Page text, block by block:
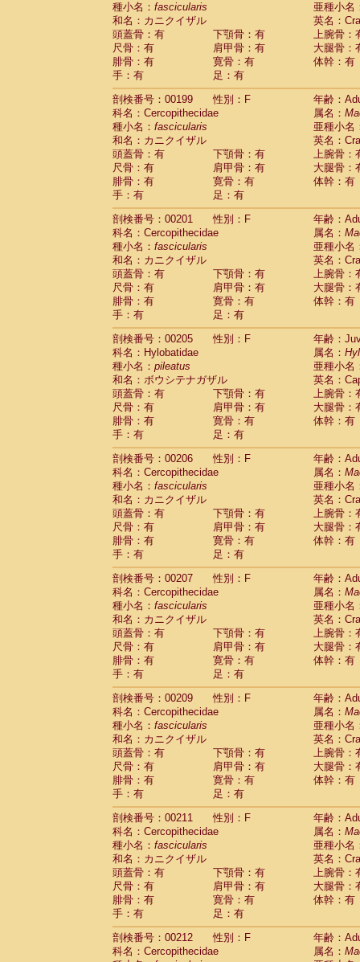
種小名： fascicularis
亜種小名
和名：カニクイザル
英名：
頭蓋骨：有
下顎骨：有
上腕骨：
尺骨：有
肩甲骨：有
大腿骨：
腓骨：有
寛骨：有
体幹：有
手：有
足：有
剖検番号：00199
性別：F
年齢：
科名：Cercopithecidae
属名：
種小名： fascicularis
亜種小名
和名：カニクイザル
英名：
頭蓋骨：有
下顎骨：有
上腕骨：
尺骨：有
肩甲骨：有
大腿骨：
腓骨：有
寛骨：有
体幹：有
手：有
足：有
剖検番号：00201
性別：F
年齢：
科名：Cercopithecidae
属名：
種小名： fascicularis
亜種小名
和名：カニクイザル
英名：
頭蓋骨：有
下顎骨：有
上腕骨：
尺骨：有
肩甲骨：有
大腿骨：
腓骨：有
寛骨：有
体幹：有
手：有
足：有
剖検番号：00205
性別：F
年齢：
科名：Hylobatidae
属名：
種小名： pileatus
亜種小名
和名：ボウシテナガザル
英名：
頭蓋骨：有
下顎骨：有
上腕骨：
尺骨：有
肩甲骨：有
大腿骨：
腓骨：有
寛骨：有
体幹：有
手：有
足：有
剖検番号：00206
性別：F
年齢：
科名：Cercopithecidae
属名：
種小名： fascicularis
亜種小名
和名：カニクイザル
英名：
頭蓋骨：有
下顎骨：有
上腕骨：
尺骨：有
肩甲骨：有
大腿骨：
腓骨：有
寛骨：有
体幹：有
手：有
足：有
剖検番号：00207
性別：F
年齢：
科名：Cercopithecidae
属名：
種小名： fascicularis
亜種小名
和名：カニクイザル
英名：
頭蓋骨：有
下顎骨：有
上腕骨：
尺骨：有
肩甲骨：有
大腿骨：
腓骨：有
寛骨：有
体幹：有
手：有
足：有
剖検番号：00209
性別：F
年齢：
科名：Cercopithecidae
属名：
種小名： fascicularis
亜種小名
和名：カニクイザル
英名：
頭蓋骨：有
下顎骨：有
上腕骨：
尺骨：有
肩甲骨：有
大腿骨：
腓骨：有
寛骨：有
体幹：有
手：有
足：有
剖検番号：00211
性別：F
年齢：
科名：Cercopithecidae
属名：
種小名： fascicularis
亜種小名
和名：カニクイザル
英名：
頭蓋骨：有
下顎骨：有
上腕骨：
尺骨：有
肩甲骨：有
大腿骨：
腓骨：有
寛骨：有
体幹：有
手：有
足：有
剖検番号：00212
性別：F
年齢：
科名：Cercopithecidae
属名：